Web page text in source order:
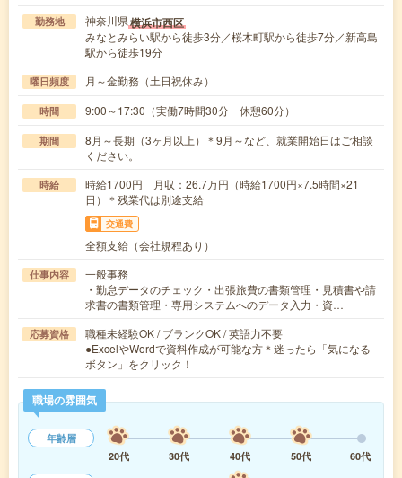
勤務地 神奈川県横浜市西区
みなとみらい駅から徒歩3分／桜木町駅から徒歩7分／新高島
駅から徒歩19分
曜日頻度 月～金勤務（土日祝休み）
時間 9:00～17:30（実働7時間30分 休憩60分）
期間
8月～長期（3ヶ月以上）＊9月～など、就業開始日はご相談
ください。
時給
時給1700円 月収：26.7万円（時給1700円×7.5時間×21
日）＊残業代は別途支給
交通費
全額支給（会社規程あり）
仕事内容
一般事務
・勤怠データのチェック・出張旅費の書類管理・見積書や請
求書の書類管理・専用システムへのデータ入力・資…
応募資格
職種未経験OK / ブランクOK / 英語力不要
●ExcelやWordで資料作成が可能な方＊迷ったら「気になる
ボタン」をクリック！
職場の雰囲気
年齢層
20代
30代 40代 50代
60代